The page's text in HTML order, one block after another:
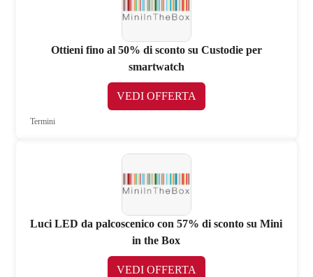
Ottieni fino al 50% di sconto su Custodie per
smartwatch
VEDI OFFERTA
Termini
Luci LED da palcoscenico con 57% di sconto su Mini
in the Box
VEDI OFFERTA